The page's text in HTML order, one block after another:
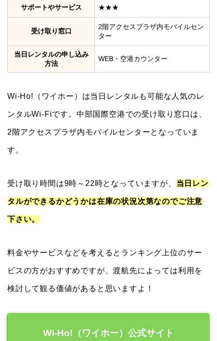
サポートやサービス ★★★
受け取り窓口
2階アクセスプラザ内モバイルセン
ター
当日レンタルの申し込み
方法
WEB・空港カウンター
Wi-Ho!（ワイホー）は当日レンタルも可能な人気のレ
ンタルWi-Fiです。中部国際空港での受け取り窓口は、
2階アクセスプラザ内モバイルセンターとなっていま
す。
受け取り時間は9時～22時となっていますが、 当日レン
タルができるかどうかは在庫の状況次第なのでご注意
下さい。
料金やサービスなどを考えるとランキング上位のサー
ビスの方がおすすめですが、渡航先によっては利用を
検討して観る価値があると思いますよ！
Wi-Ho!（ワイホー）公式サイト